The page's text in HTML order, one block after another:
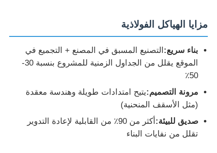
مزايا الهياكل الفولاذية
بناء سريع: التصنيع المسبق في المصنع + التجميع في
الموقع يقلل من الجداول الزمنية للمشروع بنسبة 30-
50٪
مرونة التصميم:يتيح امتدادات طويلة وهندسة معقدة
(مثل الأسقف المنحنية)
صديق للبيئة:
أكثر من 90٪ من القابلية لإعادة التدوير
تقلل من نفايات البناء